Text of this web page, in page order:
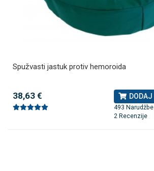
Spužvasti jastuk protiv hemoroida
38,63 € DODAJ
493 Narudžbe
2 Recenzije